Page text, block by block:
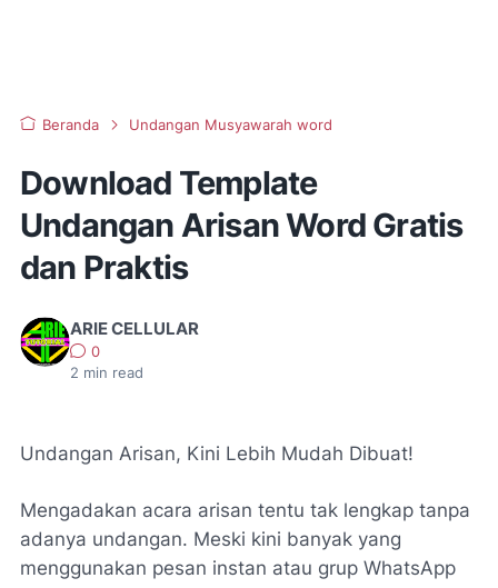
Beranda Undangan Musyawarah word
Download Template
Undangan Arisan Word Gratis
dan Praktis
ARIE CELLULAR
0
2 min read
Undangan Arisan, Kini Lebih Mudah Dibuat!
Mengadakan acara arisan tentu tak lengkap tanpa
adanya undangan. Meski kini banyak yang
menggunakan pesan instan atau grup WhatsApp